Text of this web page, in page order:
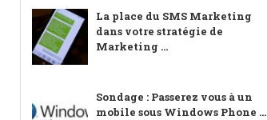
La place du SMS Marketing
dans votre stratégie de
Marketing ...
Sondage : Passerez vous à un
mobile sous Windows Phone ...